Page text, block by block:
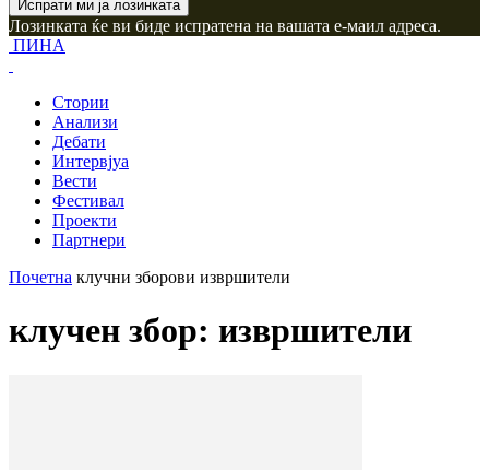
Лозинката ќе ви биде испратена на вашата е-маил адреса.
ПИНА
Стории
Анализи
Дебати
Интервјуа
Вести
Фестивал
Проекти
Партнери
Почетна клучни зборови извршители
клучен збор: извршители